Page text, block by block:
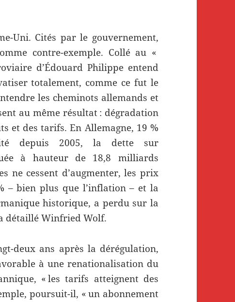
Uni. Cités par le gouvernement,
contre-exemple. Collé au «
d’Édouard Philippe entend
totalement, comme ce fut le
les cheminots allemands et
au même résultat : dégradation
et des tarifs. En Allemagne, 19 %
depuis 2005, la dette sur
à hauteur de 18,8 milliards
ne cessent d’augmenter, les prix
– bien plus que l’inflation – et la
historique, a perdu sur la
détaillé Winfried Wolf.
deux ans après la dérégulation,
à une renationalisation du
« les tarifs atteignent des
poursuit-il, « un abonnement